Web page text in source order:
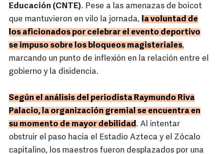
Educación (CNTE). Pese a las amenazas de boicot
que mantuvieron en vilo la jornada, la voluntad de
los aficionados por celebrar el evento deportivo
se impuso sobre los bloqueos magisteriales,
marcando un punto de inflexión en la relación entre el
gobierno y la disidencia.
Según el análisis del periodista Raymundo Riva
Palacio, la organización gremial se encuentra en
su momento de mayor debilidad. Al intentar
obstruir el paso hacia el Estadio Azteca y el Zócalo
capitalino, los maestros fueron desplazados por una